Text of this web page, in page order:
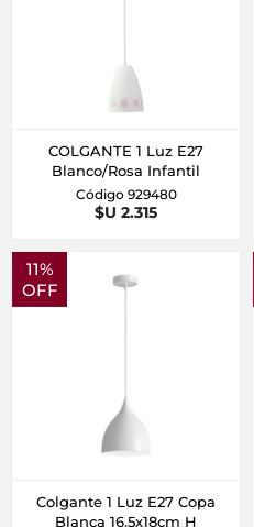
COLGANTE 1 Luz E27
Blanco/Rosa Infantil
Código 929480
$U 2.315
11%
OFF
Colgante 1 Luz E27 Copa
Blanca 16.5x18cm H